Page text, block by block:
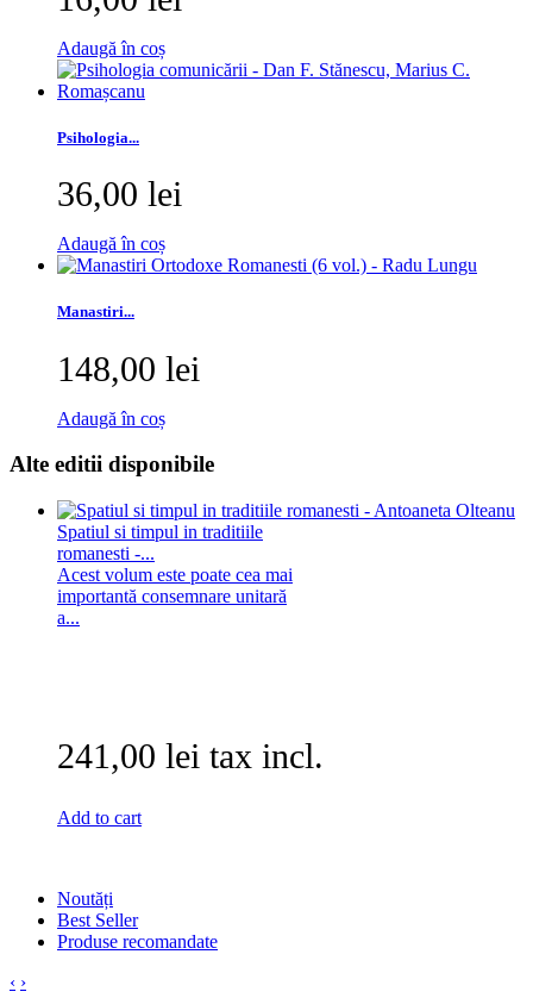
Adaugă în coș
Psihologia...
36,00 lei
Adaugă în coș
Manastiri...
148,00 lei
Adaugă în coș
Alte editii disponibile
Spatiul si timpul in traditiile
romanesti -...
Acest volum este poate cea mai
importantă consemnare unitară
a...
241,00 lei tax incl.
Add to cart
Noutăți
Best Seller
Produse recomandate
‹ ›